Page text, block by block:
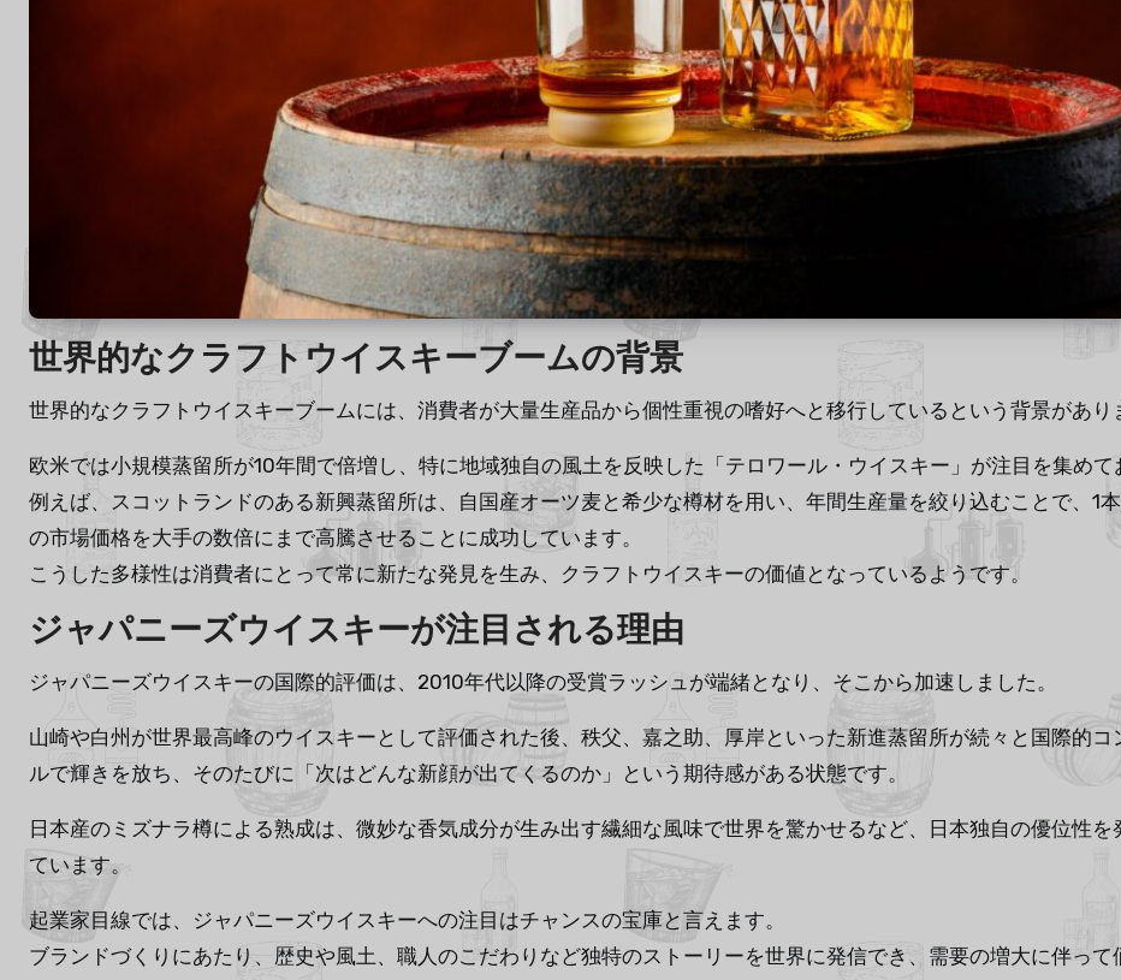
世界的なクラフトウイスキーブームの背景
世界的なクラフトウイスキーブームには、消費者が大量生産品から個性重視の嗜好へと移行しているという背景があり
欧米では小規模蒸留所が10年間で倍増し、特に地域独自の風土を反映した「テロワール・ウイスキー」が注目を集めて
例えば、スコットランドのある新興蒸留所は、自国産オーツ麦と希少な樽材を用い、年間生産量を絞り込むことで、1
の市場価格を大手の数倍にまで高騰させることに成功しています。
こうした多様性は消費者にとって常に新たな発見を生み、クラフトウイスキーの価値となっているようです。
ジャパニーズウイスキーが注目される理由
ジャパニーズウイスキーの国際的評価は、2010年代以降の受賞ラッシュが端緒となり、そこから加速しました。
山崎や白州が世界最高峰のウイスキーとして評価された後、秩父、嘉之助、厚岸といった新進蒸留所が続々と国際的コ
ルで輝きを放ち、そのたびに「次はどんな新顔が出てくるのか」という期待感がある状態です。
日本産のミズナラ樽による熟成は、微妙な香気成分が生み出す繊細な風味で世界を驚かせるなど、日本独自の優位性を
ています。
起業家目線では、ジャパニーズウイスキーへの注目はチャンスの宝庫と言えます。
ブランドづくりにあたり、歴史や風土、職人のこだわりなど独特のストーリーを世界に発信でき、需要の増大に伴って